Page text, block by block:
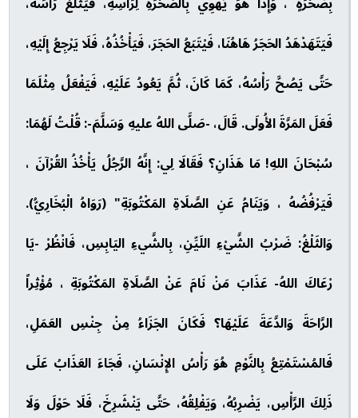
فَيَتَهَدْهَدُ الحَجَرُ هَاهُنَا، فَيْتَبَعُ الحَجَرَ، فَيَأْخُذُهُ، فَلَا يَرْجِعُ إِلَيْهِ،
حَتَّى يَصُحَّ رَأْسُهُ، كَمَا كَانَ، ثُمَّ يَعُودُ عَلَيْهِ، فَيَفْعَلُ مِثْلَمَا
فَعَلَ المَرَّةَ الأُولَى. قَالَ، -صَلَّى اللهُ عليهِ وَسَلَّمَ-: قُلْتُ لَهُمَا:
سُبْحَانَ اللهِ! مَا هَذَانِ؟ فَقَالَا لِي: إِنَّهُ الرَّجُلُ يَأْخُذُ القُرْآنَ ،
فَيَرْفُضُهُ ، وَيَنَامُ عَنِ الصَّلَاةِ المَكْتُوبَةِ" (رَوَاهُ الْبُخَارِيُّ).
وَالثَلْغُ: ضَرْبُ الشَّيْءِ اللَيِّنِ، بِالشَّيءِ اليَابِسِ، فَانْظُرْ -يَا
رْعَاكَ اللهُ- عَذَابَ مَنْ نَامَ عَنْ الصَّلَاةِ المَكْتُوبَةِ ، مُؤْثِراً
الرَّاحَةَ وَالدَّعَةَ عَلَيْهَا؟ فَكَانَ الجَزَاءُ مِنْ جِنْسِ العَمَلِ،
فَالمُسْتَمْتِعُ بِالنَّوْمِ هُوَ رَأْسُ الإِنْسَانِ، فَجَاءَ العَذَابُ عَلَى
ذَلِكَ الرَّأْسِ، يَضْرِبُهُ، وَيَفْلِقُهُ، حَتَّى يَنْشَرِخَ، فَلَا حَوْلَ وَلَا